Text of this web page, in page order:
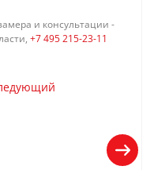
и консультации -
+7 495 215-23-11